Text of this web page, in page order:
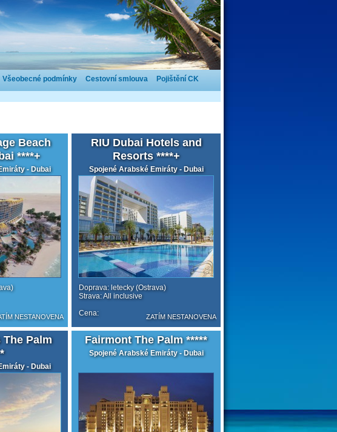
Všeobecné podmínky Cestovní smlouva Pojištění CK
Beach
****+
- Dubai
NESTANOVENA
RIU Dubai Hotels and
Resorts ****+
Spojené Arabské Emiráty - Dubai
Doprava: letecky (Ostrava)
Strava: All inclusive
Cena:
ZATÍM NESTANOVENA
The Palm
- Dubai
Fairmont The Palm *****
Spojené Arabské Emiráty - Dubai